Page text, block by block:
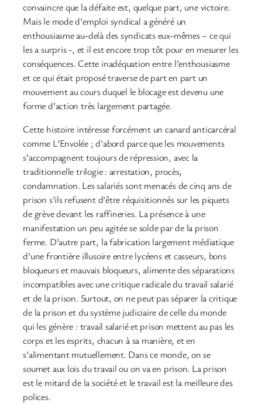
convaincre que la défaite est, quelque part, une victoire.
Mais le mode d’emploi syndical a généré un
enthousiasme au-delà des syndicats eux-mêmes – ce qui
les a surpris -, et il est encore trop tôt pour en mesurer les
conséquences. Cette inadéquation entre l’enthousiasme
et ce qui était proposé traverse de part en part un
mouvement au cours duquel le blocage est devenu une
forme d’action très largement partagée.
Cette histoire intéresse forcément un canard anticarcéral
comme L’Envolée ; d’abord parce que les mouvements
s’accompagnent toujours de répression, avec la
traditionnelle trilogie : arrestation, procès,
condamnation. Les salariés sont menacés de cinq ans de
prison s’ils refusent d’être réquisitionnés sur les piquets
de grève devant les raffineries. La présence à une
manifestation un peu agitée se solde par de la prison
ferme. D’autre part, la fabrication largement médiatique
d’une frontière illusoire entre lycéens et casseurs, bons
bloqueurs et mauvais bloqueurs, alimente des séparations
incompatibles avec une critique radicale du travail salarié
et de la prison. Surtout, on ne peut pas séparer la critique
de la prison et du système judiciaire de celle du monde
qui les génère : travail salarié et prison mettent au pas les
corps et les esprits, chacun à sa manière, et en
s’alimentant mutuellement. Dans ce monde, on se
soumet aux lois du travail ou on va en prison. La prison
est le mitard de la société et le travail est la meilleure des
polices.